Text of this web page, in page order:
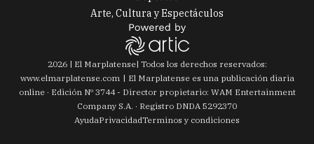
Arte, Cultura y Espectáculos
2026| El Marplatense| Todos los derechos reservados:
www.elmarplatense.com
El Marplatense es una publicación diaria
online · Edición Nº 3744- Director propietario: WAM Entertainment
Company S.A. · Registro DNDA 5292370
AyudaPrivacidadTerminos y condiciones